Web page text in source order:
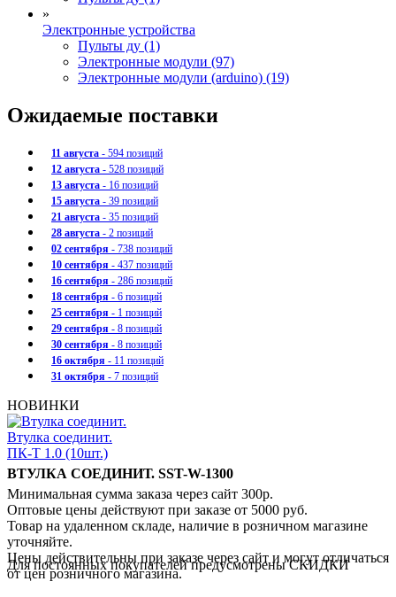
»
Электронные устройства
Пульты ду (1)
Электронные модули (97)
Электронные модули (arduino) (19)
Ожидаемые поставки
11 августа - 594 позиций
12 августа - 528 позиций
13 августа - 16 позиций
15 августа - 39 позиций
21 августа - 35 позиций
28 августа - 2 позиций
02 сентября - 738 позиций
10 сентября - 437 позиций
16 сентября - 286 позиций
18 сентября - 6 позиций
25 сентября - 1 позиций
29 сентября - 8 позиций
30 сентября - 8 позиций
16 октября - 11 позиций
31 октября - 7 позиций
НОВИНКИ
Втулка соединит.
ПК-Т 1.0 (10шт.)
ВТУЛКА СОЕДИНИТ. SST-W-1300
Минимальная сумма заказа через сайт 300р.
Оптовые цены действуют при заказе от 5000 руб.
Товар на удаленном складе, наличие в розничном магазине
уточняйте.
Цены действительны при заказе через сайт и могут отличаться
от цен розничного магазина.
Для постоянных покупателей предусмотрены СКИДКИ